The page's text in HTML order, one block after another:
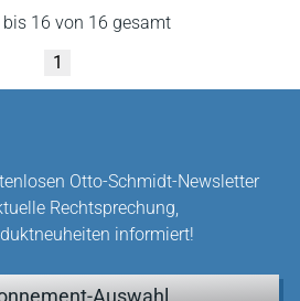
16 von 16 gesamt
1
Otto-Schmidt-Newsletter
Rechtsprechung,
informiert!
Auswahl